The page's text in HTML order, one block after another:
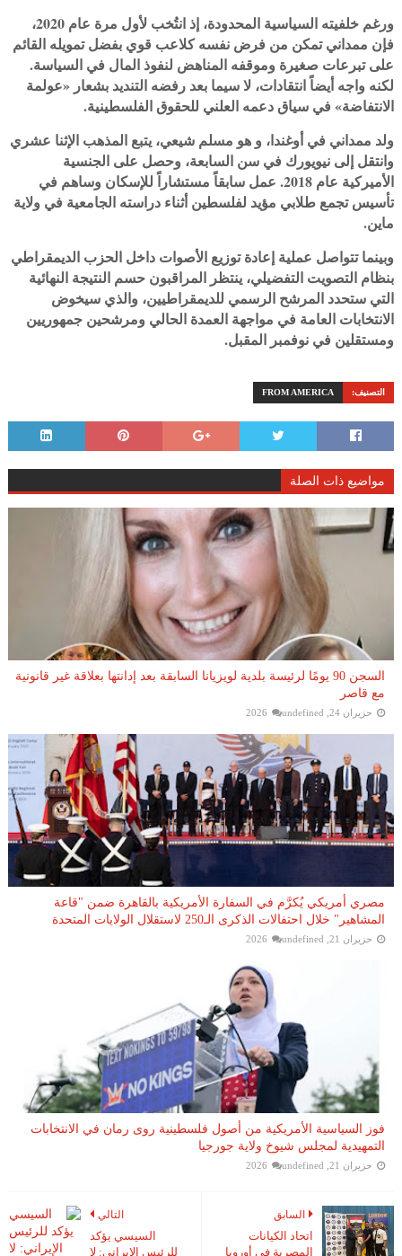
ورغم خلفيته السياسية المحدودة، إذ انتُخب لأول مرة عام 2020،
فإن ممداني تمكن من فرض نفسه كلاعب قوي بفضل تمويله القائم
على تبرعات صغيرة وموقفه المناهض لنفوذ المال في السياسة.
لكنه واجه أيضاً انتقادات، لا سيما بعد رفضه التنديد بشعار «عولمة
الانتفاضة» في سياق دعمه العلني للحقوق الفلسطينية.
ولد ممداني في أوغندا، و هو مسلم شيعي، يتبع المذهب الإثنا عشري
وانتقل إلى نيويورك في سن السابعة، وحصل على الجنسية
الأميركية عام 2018. عمل سابقاً مستشاراً للإسكان وساهم في
تأسيس تجمع طلابي مؤيد لفلسطين أثناء دراسته الجامعية في ولاية
ماين.
وبينما تتواصل عملية إعادة توزيع الأصوات داخل الحزب الديمقراطي
بنظام التصويت التفضيلي، ينتظر المراقبون حسم النتيجة النهائية
التي ستحدد المرشح الرسمي للديمقراطيين، والذي سيخوض
الانتخابات العامة في مواجهة العمدة الحالي ومرشحين جمهوريين
ومستقلين في نوفمبر المقبل.
التصنيف: FROM AMERICA
مواضيع ذات الصلة
السجن 90 يومًا لرئيسة بلدية لويزيانا السابقة بعد إدانتها بعلاقة غير قانونية
مع قاصر
حزيران 24, 2026 undefined
مصري أمريكي يُكرَّم في السفارة الأمريكية بالقاهرة ضمن "قاعة
المشاهير" خلال احتفالات الذكرى الـ250 لاستقلال الولايات المتحدة
حزيران 21, 2026 undefined
فوز السياسية الأمريكية من أصول فلسطينية روى رمان في الانتخابات
التمهيدية لمجلس شيوخ ولاية جورجيا
حزيران 21, 2026 undefined
التالي
السيسي يؤكد
للرئيس الإيراني: لا
السابق
اتحاد الكيانات
المصرية فى أوروبا